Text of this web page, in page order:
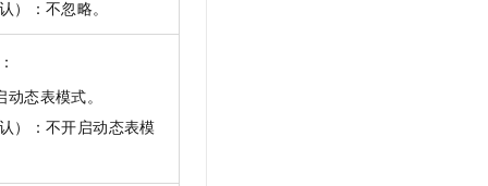
）：不忽略。
态表模式。
）：不开启动态表模